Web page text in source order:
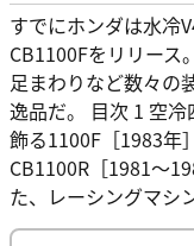
すでにホンダは水冷
CB1100Fをリリース
足まわりなど数々の
逸品だ。 目次 1 空
飾る1100F［1983年
CB1100R［1981～
た、レーシングマシ